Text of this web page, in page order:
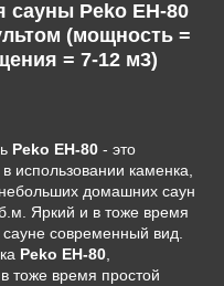
сауны Peko EH-80
(мощность =
= 7-12 м3)
Peko EH-80 - это
использовании каменка,
домашних саун
Яркий и в тоже время
современный вид.
Peko EH-80,
тоже время простой